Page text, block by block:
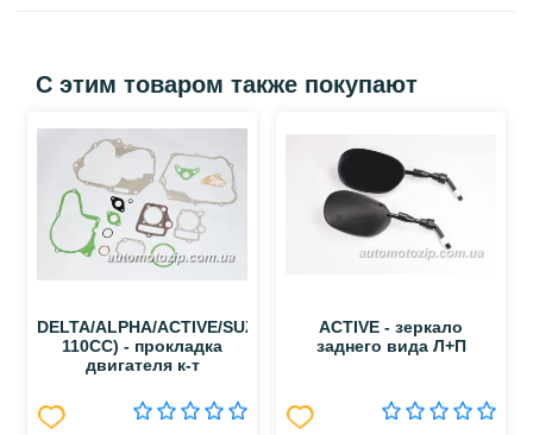
С этим товаром также покупают
DELTA/ALPHA/ACTIVE/SUZUKI
110СС) - прокладка
двигателя к-т
ACTIVE - зеркало
заднего вида Л+П